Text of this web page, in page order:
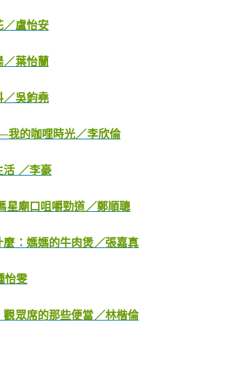
盧怡安
葉怡蘭
吳鈞堯
我的咖哩時光／李欣倫
／李豪
廟口咀嚼勁道／鄭順聰
：媽媽的牛肉煲／張嘉真
怡雯
眾席的那些便當／林楷倫